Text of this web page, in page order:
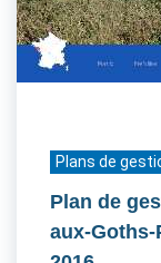
Plans de
Plan de
aux-